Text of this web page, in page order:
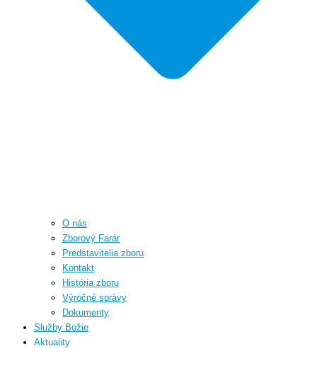
O nás
Zborový Farár
Predstavitelia zboru
Kontakt
História zboru
Výročné správy
Dokumenty
Služby Božie
Aktuality